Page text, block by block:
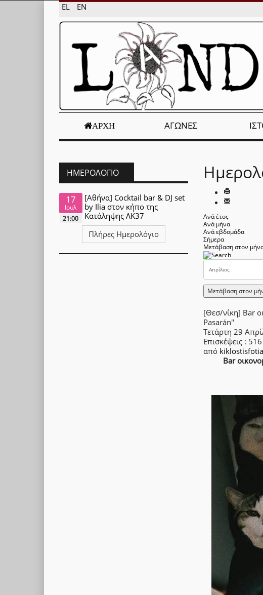
EL EN
ΑΡΧΉ ΑΓΏΝΕΣ
Ανά έτος
Ανά μήνα
Ανά εβδομάδα
Σήμερα
Μετάβαση στον
Μετάβαση στον
[Θεσ/νίκη] Bar
Pasarán"
Τετάρτη 29
Επισκέψεις : 516
από
Bar
ΗΜΕΡΟΛΌΓΙΟ
17
Ιουλ
21:00
[Αθήνα] Cocktail bar & DJ set
by Ilia στον κήπο της
Κατάληψης ΛΚ37
Πλήρες Ημερολόγιο